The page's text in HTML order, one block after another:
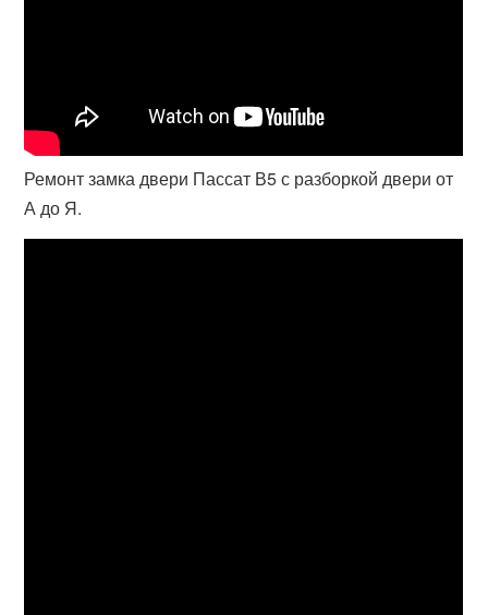
Ремонт замка двери Пассат В5 с разборкой двери от
А до Я.